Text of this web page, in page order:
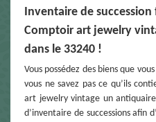
Inventaire de
Comptoir art jewelry
dans le 33240 !
Vous possédez des biens que
vous ne savez pas ce qu’ils
art jewelry vintage un
d’inventaire de successions afin